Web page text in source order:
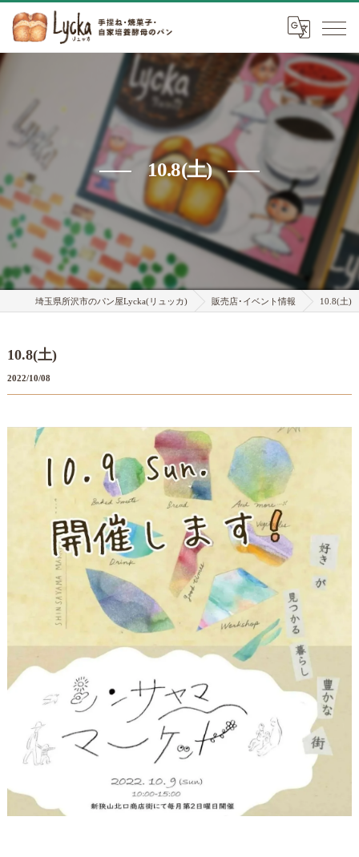
10.8(土)
埼玉県所沢市のパン屋Lycka(リュッカ) 販売店･イベント情報 10.8(土)
10.8(土)
2022/10/08